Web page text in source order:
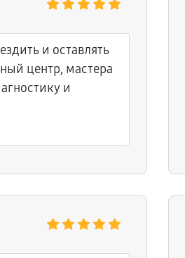
и оставлять
центр, мастера
и